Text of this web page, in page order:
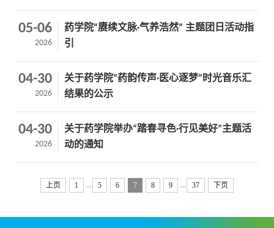
05-06
2026
药学院“赓续文脉·气养浩然” 主题团日活动指
引
04-30
2026
关于药学院“药韵传声·医心逐梦”时光音乐汇
结果的公示
04-30
2026
关于药学院举办“踏春寻色·行见美好”主题活
动的通知
上页 1 ... 5 6 7 8 9 ... 37 下页